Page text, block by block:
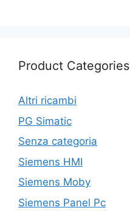
Product Categories
Altri ricambi
PG Simatic
Senza categoria
Siemens HMI
Siemens Moby
Siemens Panel Pc